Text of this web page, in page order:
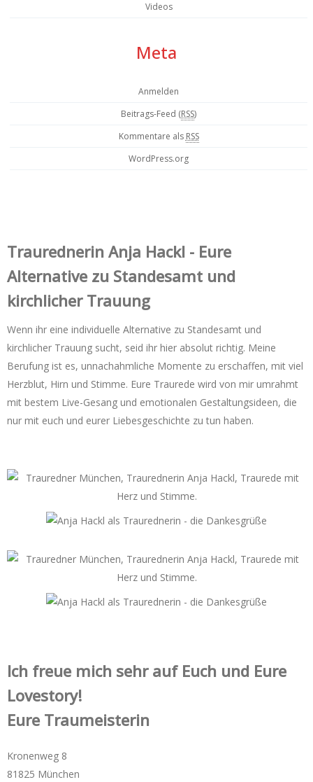
Videos
Meta
Anmelden
Beitrags-Feed (RSS)
Kommentare als RSS
WordPress.org
Trauredner‌in Anja Hackl - Eure
Alternative zu Standesamt und
kirchlicher Trauung
Wenn ihr eine individuelle Alternative zu Standesamt und
kirchlicher Trauung sucht, seid ihr hier absolut richtig. Meine
Berufung ist es, unnachahmliche Momente zu erschaffen, mit viel
Herzblut, Hirn und Stimme. Eure Traurede wird von mir umrahmt
mit bestem Live-Gesang und emotionalen Gestaltungsideen, die
nur mit euch und eurer Liebesgeschichte zu tun haben.
Ich freue mich sehr auf Euch und Eure
Lovestory!
Eure Traumeisterin
Kronenweg 8
81825 München